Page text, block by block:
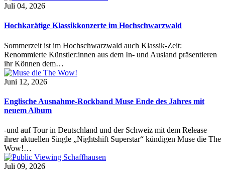
Juli 04, 2026
Hochkarätige Klassikkonzerte im Hochschwarzwald
Sommerzeit ist im Hochschwarzwald auch Klassik-Zeit:
Renommierte Künstler:innen aus dem In- und Ausland präsentieren
ihr Können dem…
Juni 12, 2026
Englische Ausnahme-Rockband Muse Ende des Jahres mit
neuem Album
-und auf Tour in Deutschland und der Schweiz mit dem Release
ihrer aktuellen Single „Nightshift Superstar“ kündigen Muse die The
Wow!…
Juli 09, 2026